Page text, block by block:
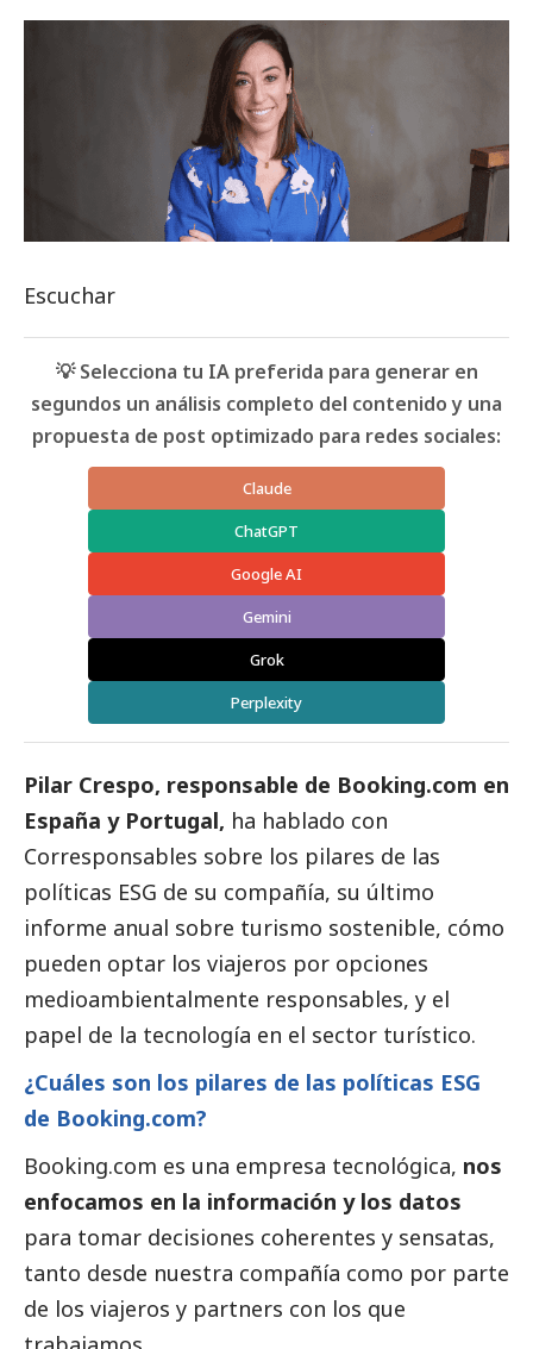
Escuchar
💡 Selecciona tu IA preferida para generar en
segundos un análisis completo del contenido y una
propuesta de post optimizado para redes sociales:
Claude
ChatGPT
Google AI
Gemini
Grok
Perplexity
Pilar Crespo, responsable de Booking.com en
España y Portugal, ha hablado con
Corresponsables sobre los pilares de las
políticas ESG de su compañía, su último
informe anual sobre turismo sostenible, cómo
pueden optar los viajeros por opciones
medioambientalmente responsables, y el
papel de la tecnología en el sector turístico.
¿Cuáles son los pilares de las políticas ESG
de Booking.com?
Booking.com es una empresa tecnológica, nos
enfocamos en la información y los datos
para tomar decisiones coherentes y sensatas,
tanto desde nuestra compañía como por parte
de los viajeros y partners con los que